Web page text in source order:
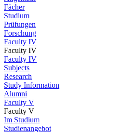
Fächer
Studium
Prüfungen
Forschung
Faculty IV
Faculty IV
Faculty IV
Subjects
Research
Study Information
Alumni
Faculty V
Faculty V
Im Studium
Studienangebot